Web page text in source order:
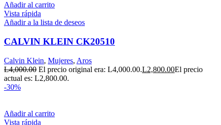
Añadir al carrito
Vista rápida
Añadir a la lista de deseos
CALVIN KLEIN CK20510
Calvin Klein, Mujeres, Aros
L4,000.00 El precio original era: L4,000.00.L2,800.00El precio
actual es: L2,800.00.
-30%
Añadir al carrito
Vista rápida